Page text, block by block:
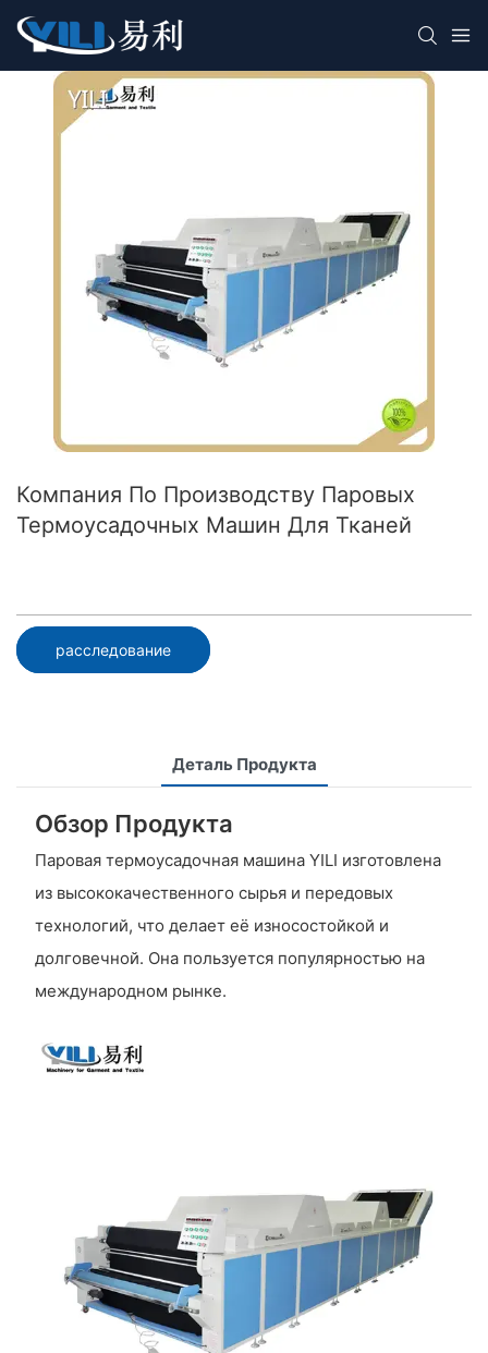
Компания По Производству Паровых
Термоусадочных Машин Для Тканей
расследование
Деталь Продукта
Обзор Продукта
Паровая термоусадочная машина YILI изготовлена ​​
из высококачественного сырья и передовых
технологий, что делает её износостойкой и
долговечной. Она пользуется популярностью на
международном рынке.